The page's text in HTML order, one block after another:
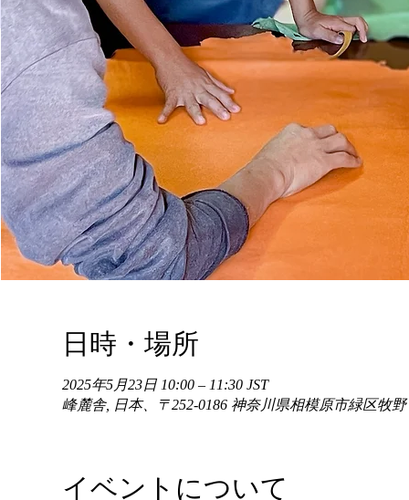
日時・場所
2025年5月23日 10:00 – 11:30 JST
峰麓舎, 日本、〒252-0186 神奈川県相模原市緑区牧
イベントについて